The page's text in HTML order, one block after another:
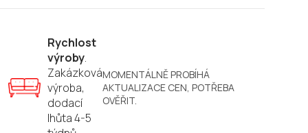
Rychlost
výroby.
Zakázková
výroba,
dodací
lhůta 4-5
MOMENTÁLNĚ PROBÍHÁ
AKTUALIZACE CEN, POTŘEBA
OVĚŘIT.